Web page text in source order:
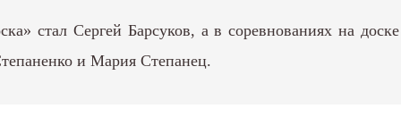
стал Сергей Барсуков, а в соревнованиях на
и Мария Степанец.